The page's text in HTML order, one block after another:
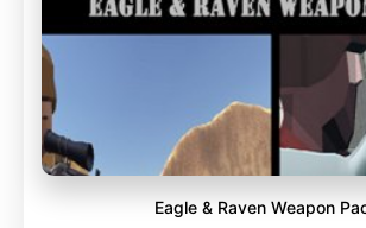
Eagle & Raven Weapon